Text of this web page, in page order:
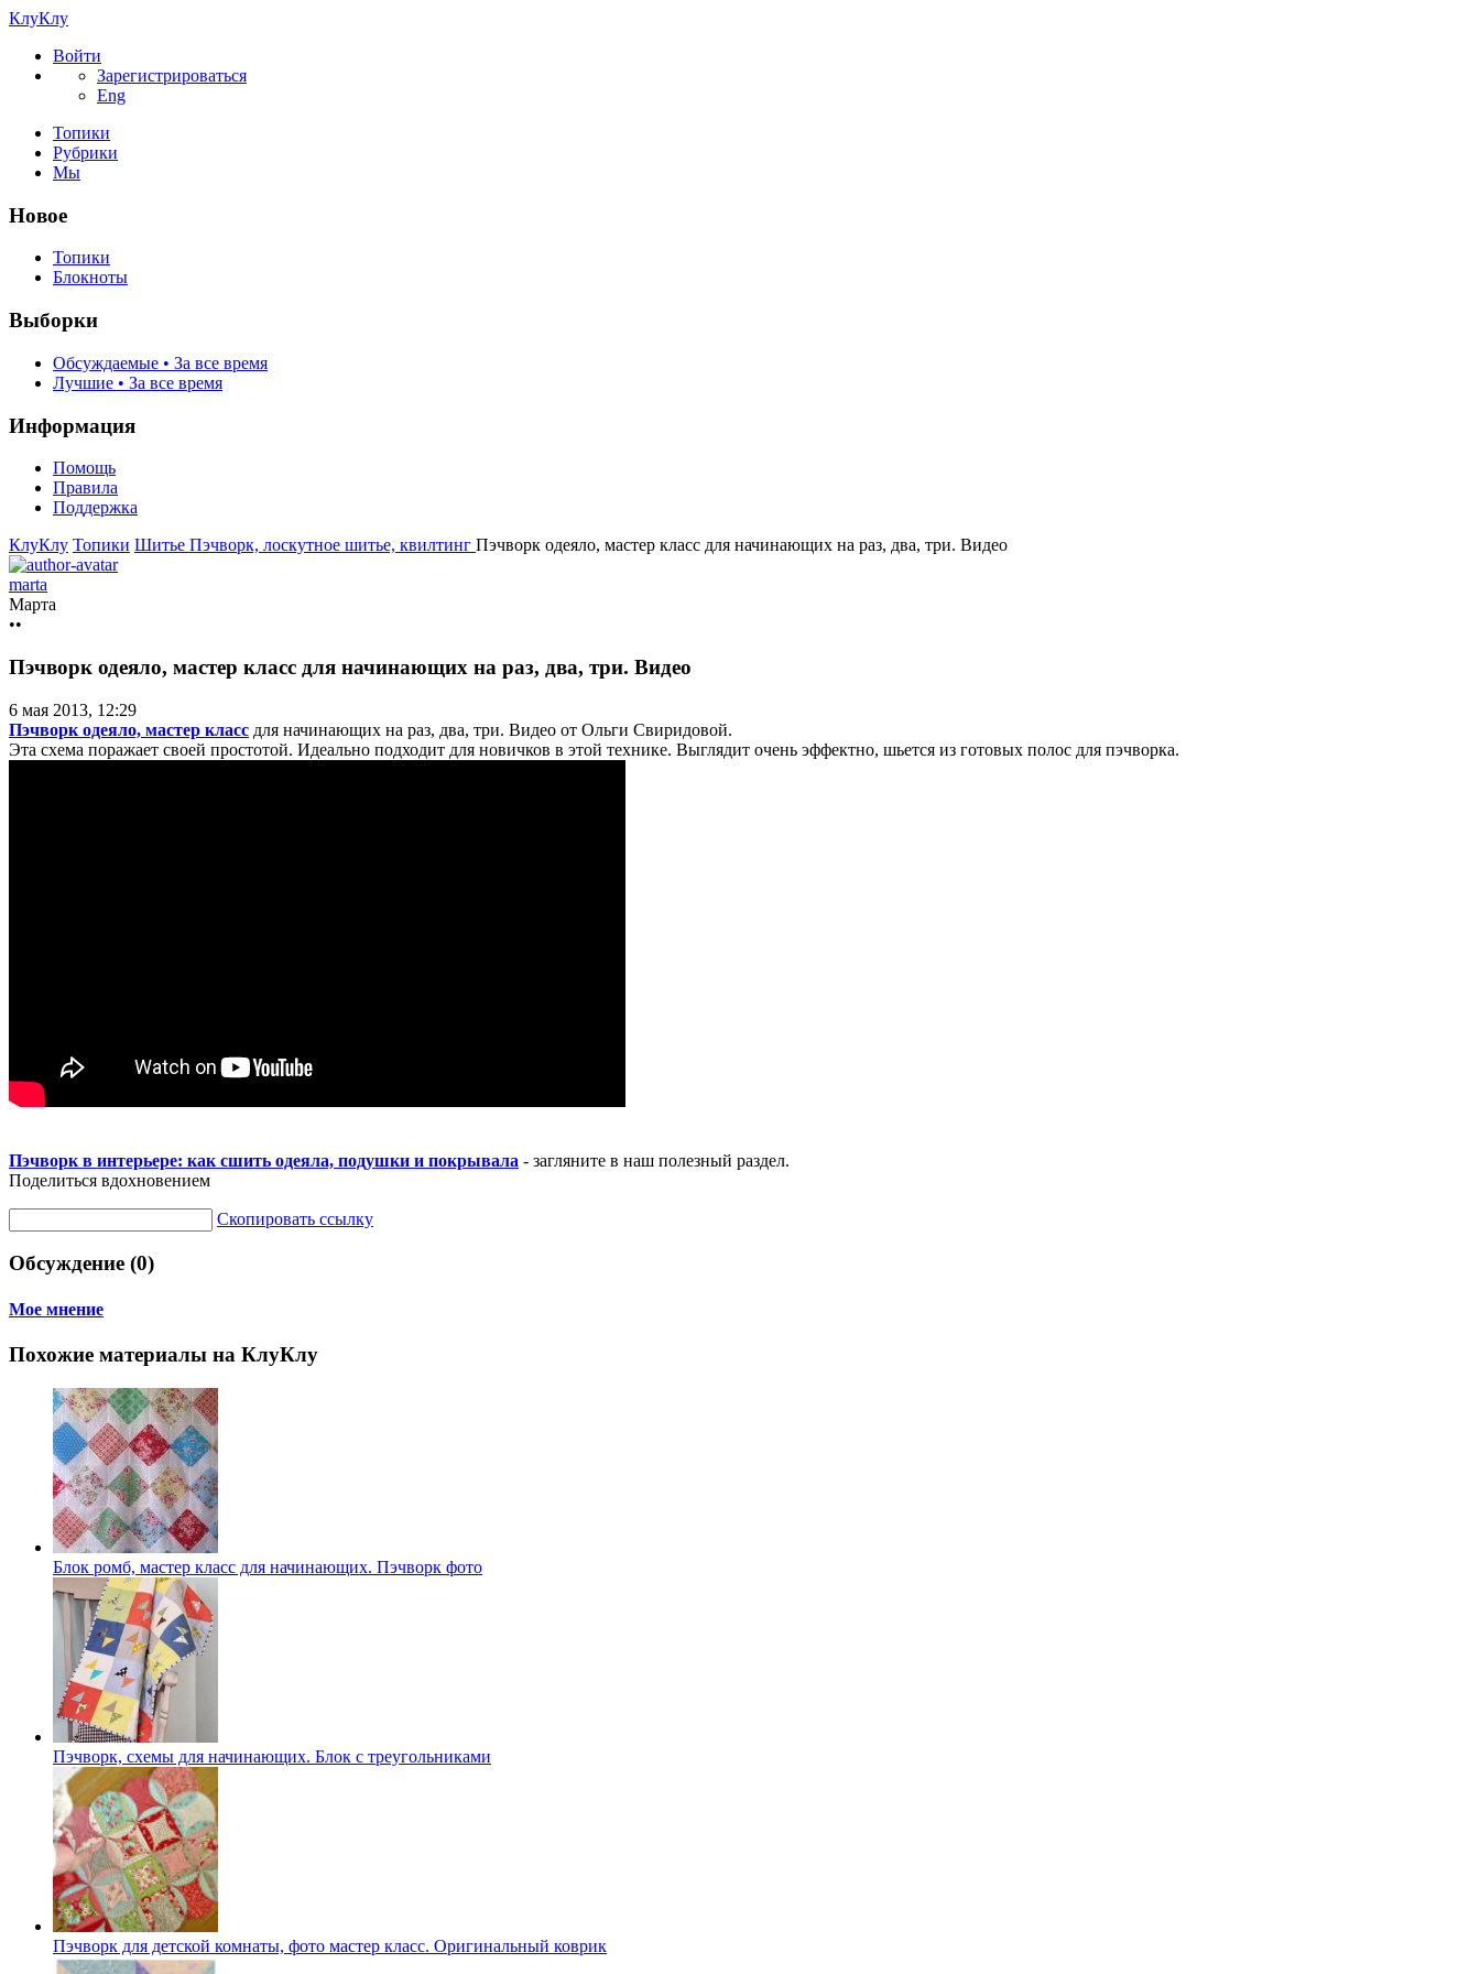
КлуКлу
Войти
Зарегистрироваться
Eng
Топики
Рубрики
Мы
Новое
Топики
Блокноты
Выборки
Обсуждаемые • За все время
Лучшие • За все время
Информация
Помощь
Правила
Поддержка
КлуКлу Топики Шитье Пэчворк, лоскутное шитье, квилтинг Пэчворк одеяло, мастер класс для начинающих на раз, два, три. Видео
marta
Марта
••
Пэчворк одеяло, мастер класс для начинающих на раз, два, три. Видео
6 мая 2013, 12:29
Пэчворк одеяло, мастер класс для начинающих на раз, два, три. Видео от Ольги Свиридовой.
Эта схема поражает своей простотой. Идеально подходит для новичков в этой технике. Выглядит очень эффектно, шьется из готовых полос для пэчворка.
Пэчворк в интерьере: как сшить одеяла, подушки и покрывала - загляните в наш полезный раздел.
Поделиться вдохновением
Скопировать ссылку
Обсуждение (0)
Мое мнение
Похожие материалы на КлуКлу
Блок ромб, мастер класс для начинающих. Пэчворк фото
Пэчворк, схемы для начинающих. Блок с треугольниками
Пэчворк для детской комнаты, фото мастер класс. Оригинальный коврик